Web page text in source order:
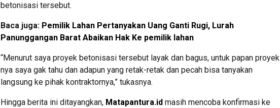
betonisasi tersebut.
Baca juga: Pemilik Lahan Pertanyakan Uang Ganti Rugi, Lurah
Panunggangan Barat Abaikan Hak Ke pemilik lahan
“Menurut saya proyek betonisasi tersebut layak dan bagus, untuk papan proyek
nya saya gak tahu dan adapun yang retak-retak dan pecah bisa tanyakan
langsung ke pihak kontraktornya,” tukasnya.
Hingga berita ini ditayangkan, Matapantura.id masih mencoba konfirmasi ke